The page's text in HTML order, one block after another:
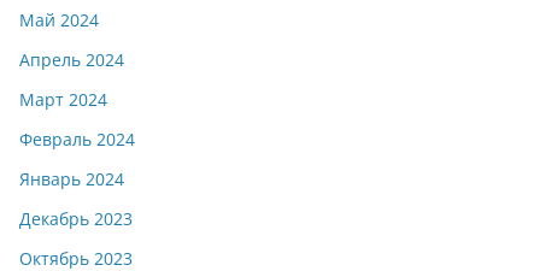
Май 2024
Апрель 2024
Март 2024
Февраль 2024
Январь 2024
Декабрь 2023
Октябрь 2023